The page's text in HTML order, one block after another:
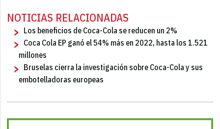
NOTICIAS RELACIONADAS
Los beneficios de Coca-Cola se reducen un 2%
Coca Cola EP ganó el 54% más en 2022, hasta los 1.521
millones
Bruselas cierra la investigación sobre Coca-Cola y sus
embotelladoras europeas